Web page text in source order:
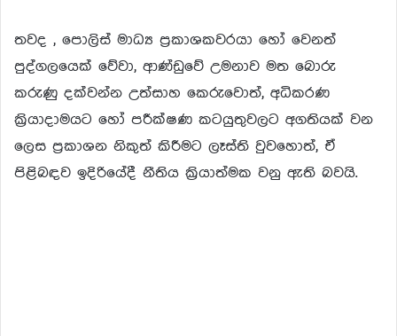
තවද , පොලිස් මාධ්‍ය ප්‍රකාශකවරයා හෝ වෙනත්
පුද්ගලයෙක් වේවා, ආණ්ඩුවේ උමනාව මත බොරු
කරුණු දක්වන්න උත්සාහ කෙරුවොත්, අධිකරණ
ක්‍රියාදාමයට හෝ පරීක්ෂණ කටයුතුවලට අගතියක් වන
ලෙස ප්‍රකාශන නිකුත් කිරීමට ලෑස්ති වුවහොත්, ඒ
පිළිබඳව ඉදිරියේදී නීතිය ක්‍රියාත්මක වනු ඇති බවයි.